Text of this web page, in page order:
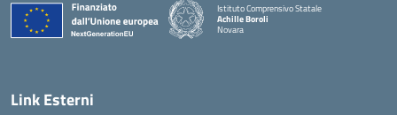
Istituto Comprensivo Statale
Achille Boroli
Novara
Link Esterni